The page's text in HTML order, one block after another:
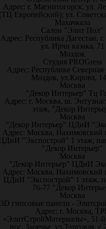
Адрес: г. Магнитогорск, ул.
Европейский); ул.
Махачкала
Салон "Элит Пол"
Адрес: Республика Дагестан,
ул. Ирчи казака, 71
Моздок
Студия PROGress
Адрес: Республике Северная
Моздок, ул.Кирова,
Москва
"Декор Интерьер" Тц
Адрес: г. Москва, ш.
этаж, "Декор
Москва
"Декор Интерьер" ЦДиИ
Адрес: Москва, Нахимовский
"Экспострой" 1 этаж,
"Декор Интерьер"
Москва
"Декор Интерьер" ЦДиИ
Адрес: Москва, Нахимовский
ЦДиИ "Экспострой" 1 этаж,
76-77 "Декор
Москва
3D гипсовые панели -
Адрес: г. Москва,
«ЭлитСтройМатериалы»,
пос. Заречье, ул.Торговая,